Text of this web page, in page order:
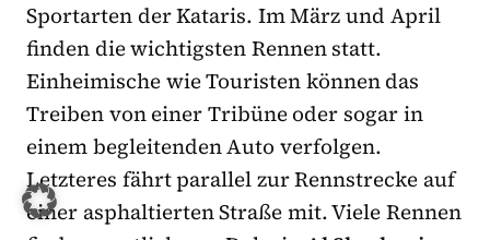
Sportarten der Kataris. Im März und April
finden die wichtigsten Rennen statt.
Einheimische wie Touristen können das
Treiben von einer Tribüne oder sogar in
einem begleitenden Auto verfolgen.
Letzteres fährt parallel zur Rennstrecke auf
einer asphaltierten Straße mit. Viele Rennen